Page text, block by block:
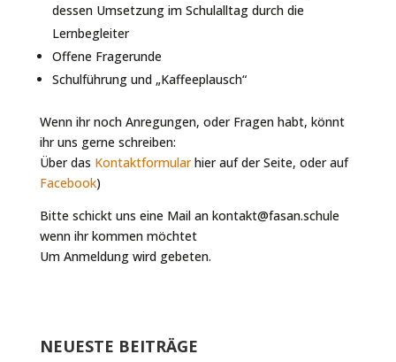
dessen Umsetzung im Schulalltag durch die
Lernbegleiter
Offene Fragerunde
Schulführung und „Kaffeeplausch“
Wenn ihr noch Anregungen, oder Fragen habt, könnt
ihr uns gerne schreiben:
Über das Kontaktformularhier auf der Seite, oder auf
Facebook)
Bitte schickt uns eine Mail an kontakt@fasan.schule
wenn ihr kommen möchtet
Um Anmeldung wird gebeten.
NEUESTE BEITRÄGE